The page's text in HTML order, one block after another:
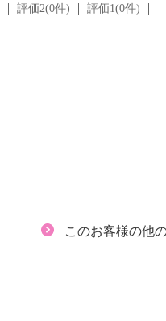
評価2(0件) 評価1(0件)
このお客様の他